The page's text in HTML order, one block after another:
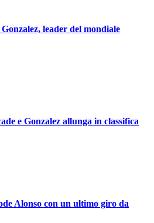
leader del mondiale
e Gonzalez allunga in classifica
Alonso con un ultimo giro da